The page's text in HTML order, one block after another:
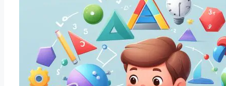
Öznel Olasılık
İÇERİKLER
Konu Anlatımı
Çalışma Kağıdı